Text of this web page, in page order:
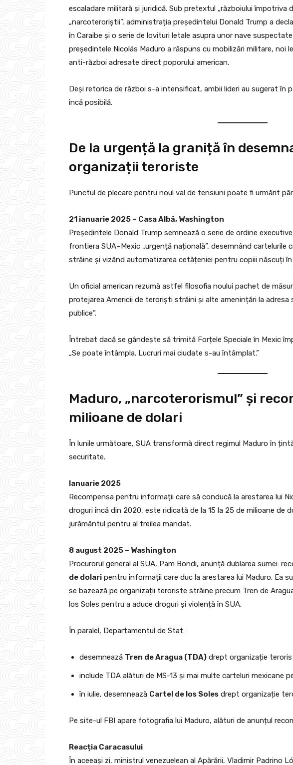
escaladare militară și juridică. Sub pretextul „războiului împotriva
„narcoteroriștii”, administrația președintelui Donald Trump a
în Caraibe și o serie de lovituri letale asupra unor nave
președintele Nicolás Maduro a răspuns cu mobilizări militare, noi
anti-război adresate direct poporului american.
Deși retorica de război s-a intensificat, ambii lideri au sugerat în
încă posibilă.
De la urgență la graniță în
organizații teroriste
Punctul de plecare pentru noul val de tensiuni poate fi urmărit
21 ianuarie 2025 – Casa Albă, Washington
Președintele Donald Trump semnează o serie de ordine
frontiera SUA–Mexic „urgență națională”, desemnând
străine și vizând automatizarea cetățeniei pentru copiii născuți
Un oficial american rezumă astfel filosofia noului pachet de
protejarea Americii de teroriști străini și alte amenințări la adresa
publice”.
Întrebat dacă se gândește să trimită Forțele Speciale în Mexic
„Se poate întâmpla. Lucruri mai ciudate s-au întâmplat.”
Maduro, „narcoterorismul” și
milioane de dolari
În lunile următoare, SUA transformă direct regimul Maduro în
securitate.
Ianuarie 2025
Recompensa pentru informații care să conducă la arestarea lui
droguri încă din 2020, este ridicată de la 15 la 25 de milioane de
jurământul pentru al treilea mandat.
8 august 2025 – Washington
Procurorul general al SUA, Pam Bondi, anunță dublarea sumei:
de dolari pentru informații care duc la arestarea lui Maduro. Ea
se bazează pe organizații teroriste străine precum Tren de
los Soles pentru a aduce droguri și violență în SUA.
În paralel, Departamentul de Stat:
desemnează Tren de Aragua (TDA) drept organizație
include TDA alături de MS-13 și mai multe carteluri mexicane
în iulie, desemnează Cartel de los Soles drept organizație
Pe site-ul FBI apare fotografia lui Maduro, alături de anunțul
Reacția Caracasului
În aceeași zi, ministrul venezuelean al Apărării, Vladimir Padrino